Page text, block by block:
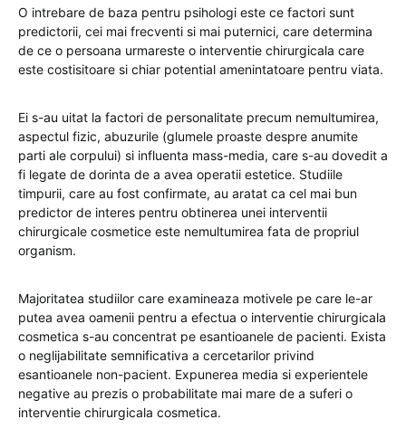
O intrebare de baza pentru psihologi este ce factori sunt
predictorii, cei mai frecventi si mai puternici, care determina
de ce o persoana urmareste o interventie chirurgicala care
este costisitoare si chiar potential amenintatoare pentru viata.
Ei s-au uitat la factori de personalitate precum nemultumirea,
aspectul fizic, abuzurile (glumele proaste despre anumite
parti ale corpului) si influenta mass-media, care s-au dovedit a
fi legate de dorinta de a avea operatii estetice. Studiile
timpurii, care au fost confirmate, au aratat ca cel mai bun
predictor de interes pentru obtinerea unei interventii
chirurgicale cosmetice este nemultumirea fata de propriul
organism.
Majoritatea studiilor care examineaza motivele pe care le-ar
putea avea oamenii pentru a efectua o interventie chirurgicala
cosmetica s-au concentrat pe esantioanele de pacienti. Exista
o neglijabilitate semnificativa a cercetarilor privind
esantioanele non-pacient. Expunerea media si experientele
negative au prezis o probabilitate mai mare de a suferi o
interventie chirurgicala cosmetica.